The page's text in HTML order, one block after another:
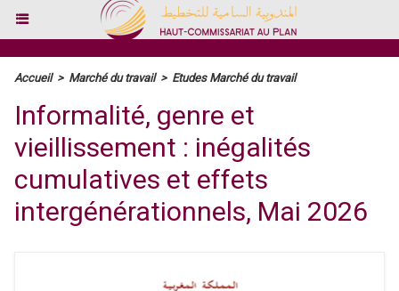
Accueil > Marché du travail > Etudes Marché du travail
Informalité, genre et
vieillissement : inégalités
cumulatives et effets
intergénérationnels, Mai 2026